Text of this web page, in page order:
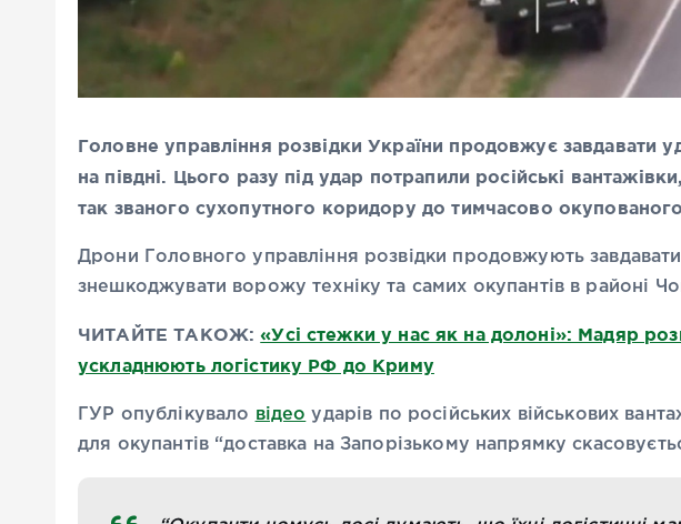
Головне управління розвідки України продовжує завдавати
на півдні. Цього разу під удар потрапили російські
так званого сухопутного коридору до тимчасово
Дрони Головного управління розвідки продовжують
знешкоджувати ворожу техніку та самих окупантів в районі
ЧИТАЙТЕ ТАКОЖ:«Усі стежки у нас як на долоні»: Мадяр
ускладнюють логістику РФ до Криму
ГУР опублікувало відео ударів по російських військових
для окупантів “доставка на Запорізькому напрямку